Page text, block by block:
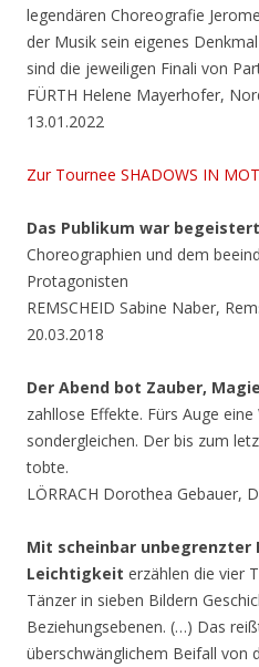
legendären Choreografie
der Musik sein eigenes
sind die jeweiligen Finali von
FÜRTH Helene Mayerhofer,
13.01.2022
Zur Tournee SHADOWS IN
Das Publikum war begeistert
Choreographien und dem
Protagonisten
REMSCHEID Sabine Naber,
20.03.2018
Der Abend bot Zauber, Magie
zahllose Effekte. Fürs Auge
sondergleichen. Der bis zum
tobte.
LÖRRACH Dorothea Gebauer,
Mit scheinbar unbegrenzter
Leichtigkeit erzählen die vier
Tänzer in sieben Bildern
Beziehungsebenen. (…) Das
überschwänglichem Beifall von